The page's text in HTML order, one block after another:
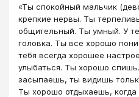
«Ты спокойный мальчик
крепкие нервы. Ты
общительный. Ты умный. У
головка. Ты все хорошо
тебя всегда хорошее
улыбаться. Ты хорошо
засыпаешь, ты видишь
Ты хорошо отдыхаешь,